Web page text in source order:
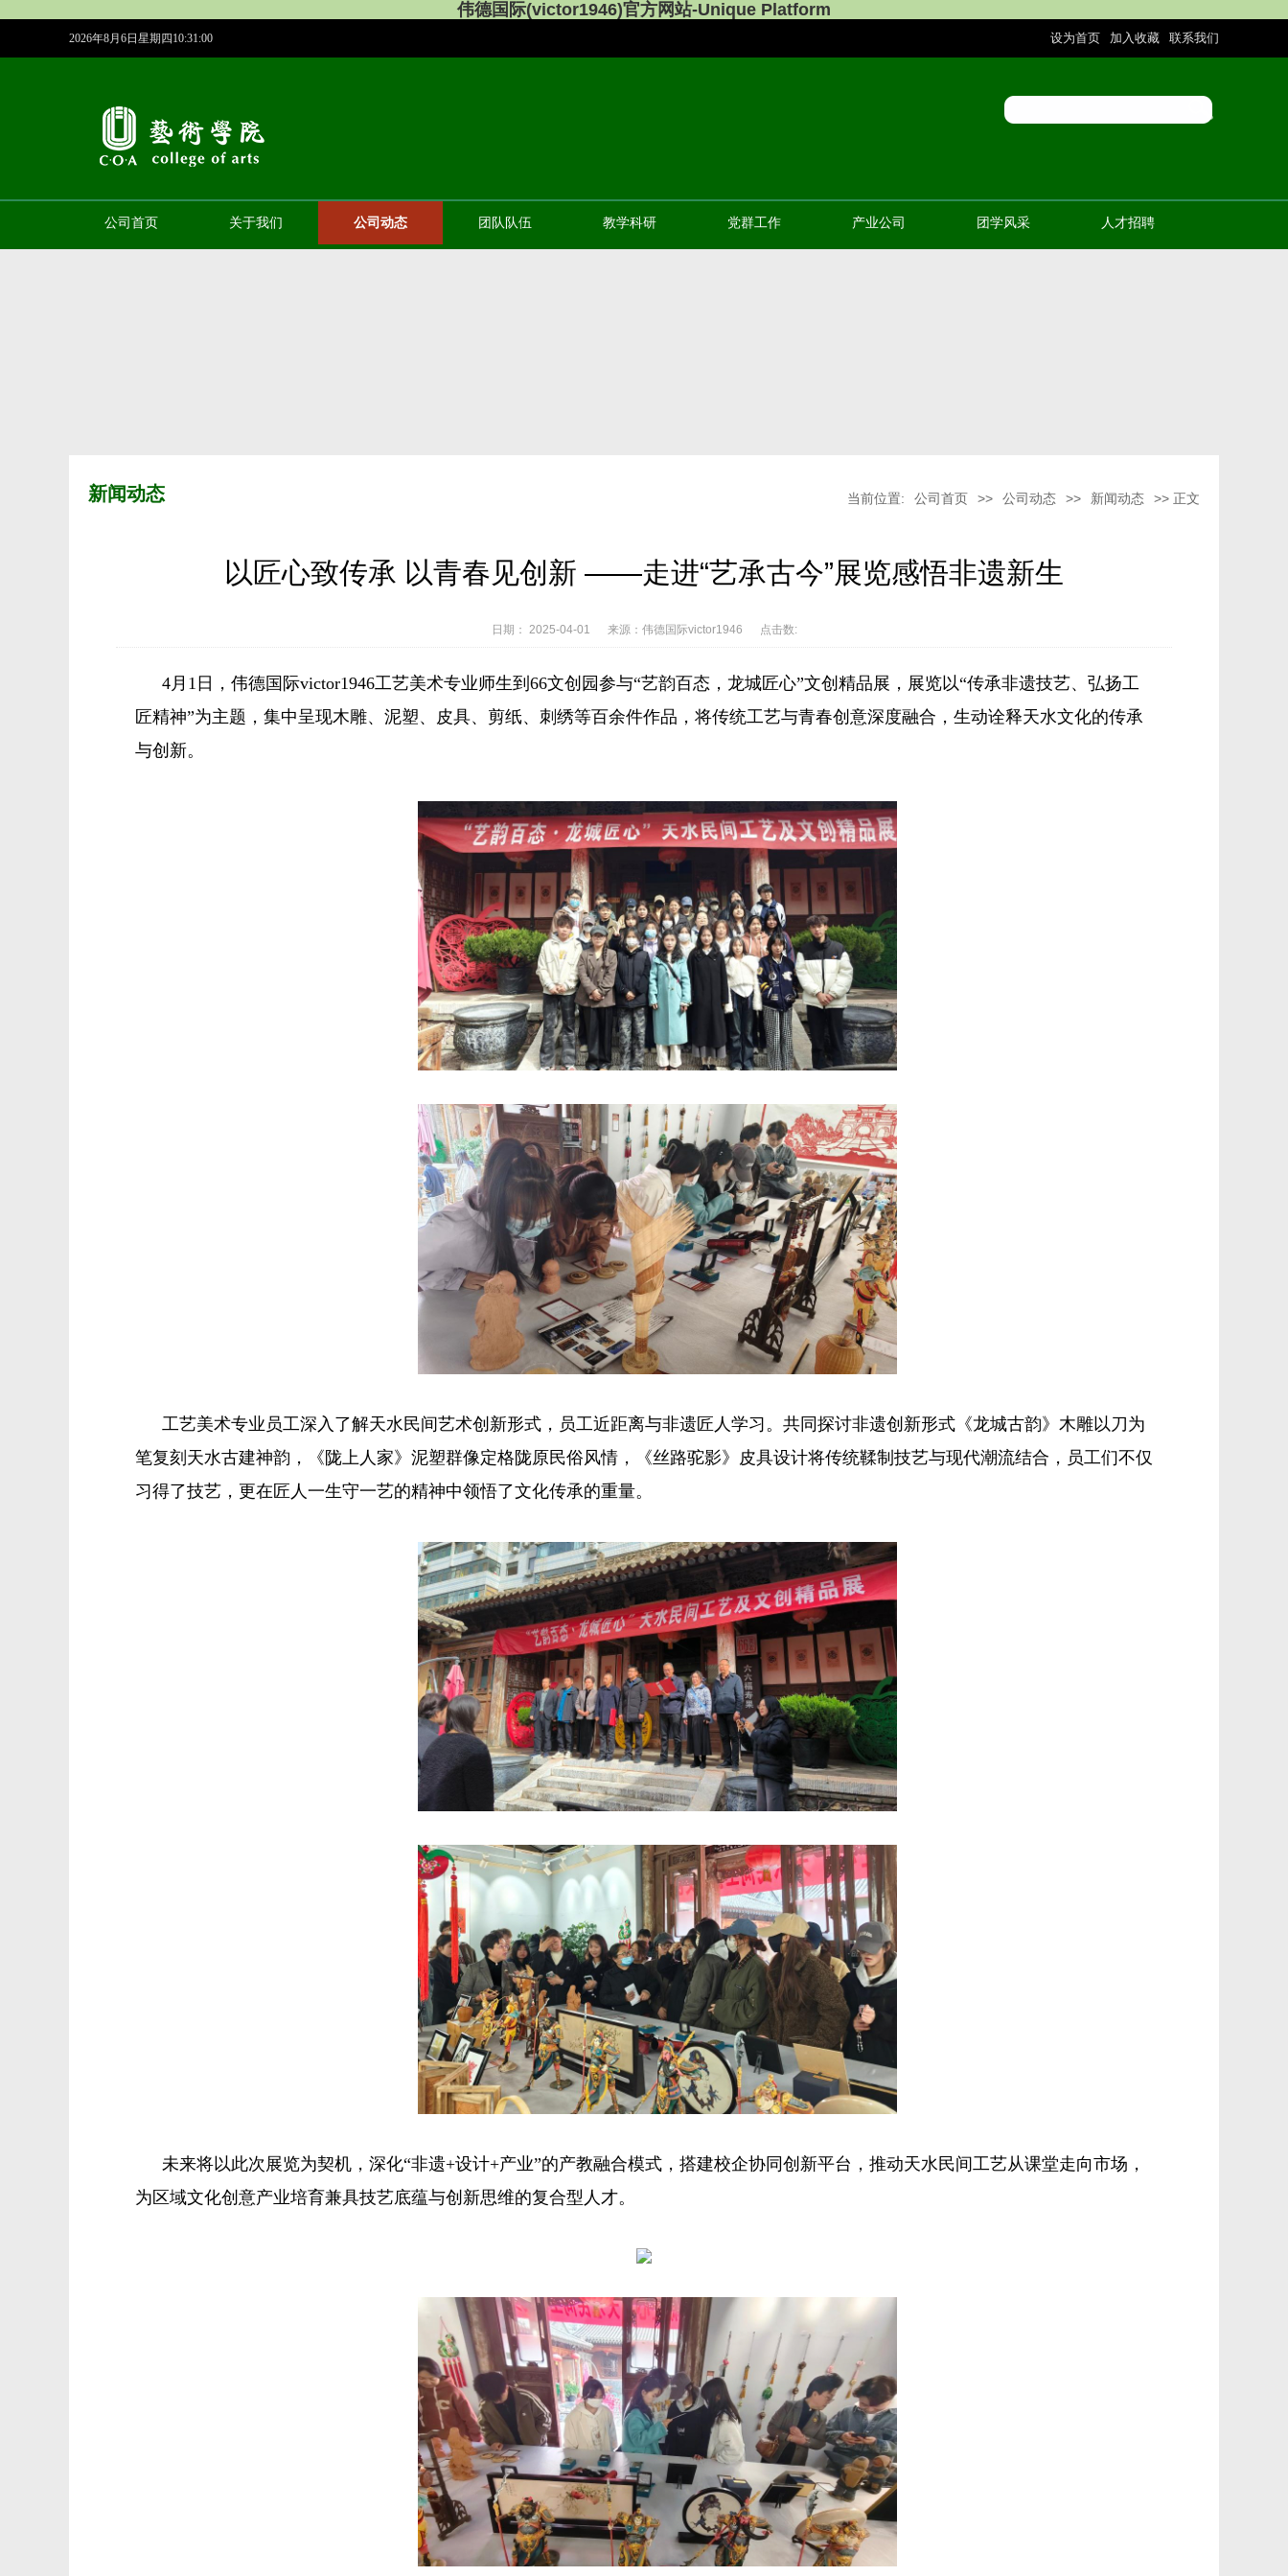
伟德国际(victor1946)官方网站-Unique Platform
2026年8月6日星期四10:31:00 设为首页 加入收藏 联系我们
公司首页 关于我们 公司动态 团队队伍 教学科研 党群工作 产业公司 团学风采 人才招聘
新闻动态 当前位置: 公司首页 >> 公司动态 >> 新闻动态 >> 正文
以匠心致传承 以青春见创新 ——走进“艺承古今”展览感悟非遗新生
日期： 2025-04-01 来源：伟德国际victor1946 点击数:
4月1日，伟德国际victor1946工艺美术专业师生到66文创园参与“艺韵百态，龙城匠心”文创精品展，展览以“传承非遗技艺、弘扬工
匠精神”为主题，集中呈现木雕、泥塑、皮具、剪纸、刺绣等百余件作品，将传统工艺与青春创意深度融合，生动诠释天水文化的传承
与创新。
工艺美术专业员工深入了解天水民间艺术创新形式，员工近距离与非遗匠人学习。共同探讨非遗创新形式《龙城古韵》木雕以刀为
笔复刻天水古建神韵，《陇上人家》泥塑群像定格陇原民俗风情，《丝路驼影》皮具设计将传统鞣制技艺与现代潮流结合，员工们不仅
习得了技艺，更在匠人一生守一艺的精神中领悟了文化传承的重量。
未来将以此次展览为契机，深化“非遗+设计+产业”的产教融合模式，搭建校企协同创新平台，推动天水民间工艺从课堂走向市场，
为区域文化创意产业培育兼具技艺底蕴与创新思维的复合型人才。